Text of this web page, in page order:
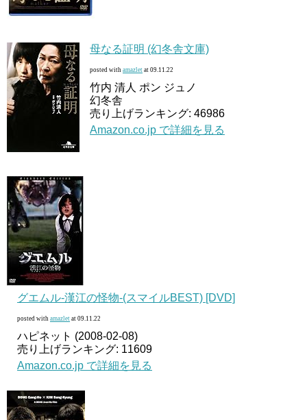
母なる証明 (幻冬舎文庫)
posted with amazlet at 09.11.22
竹内 清人 ポン ジュノ
幻冬舎
売り上げランキング: 46986
Amazon.co.jp で詳細を見る
グエムル-漢江の怪物-(スマイルBEST) [DVD]
posted with amazlet at 09.11.22
ハピネット (2008-02-08)
売り上げランキング: 11609
Amazon.co.jp で詳細を見る